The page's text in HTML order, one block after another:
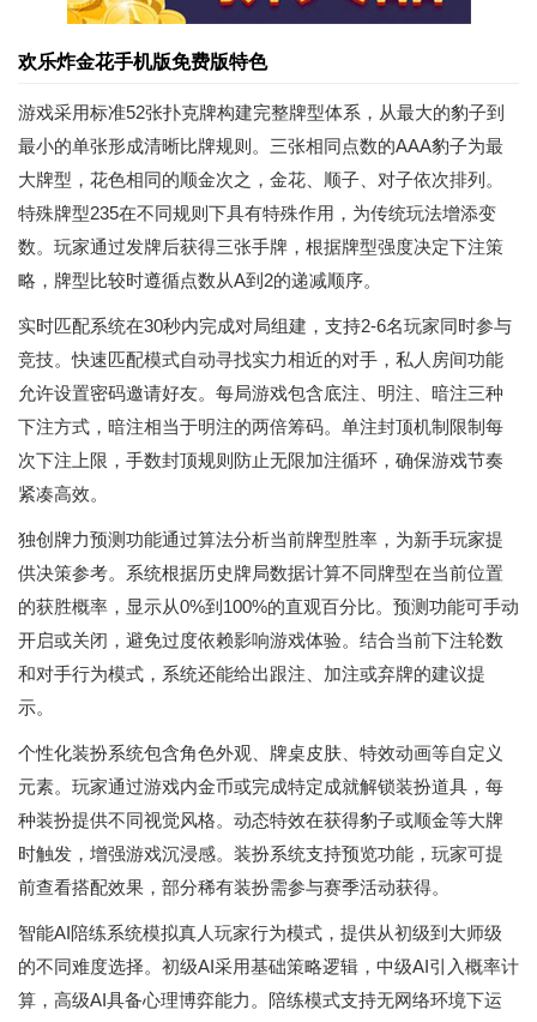
欢乐炸金花手机版免费版特色
游戏采用标准52张扑克牌构建完整牌型体系，从最大的豹子到
最小的单张形成清晰比牌规则。三张相同点数的AAA豹子为最
大牌型，花色相同的顺金次之，金花、顺子、对子依次排列。
特殊牌型235在不同规则下具有特殊作用，为传统玩法增添变
数。玩家通过发牌后获得三张手牌，根据牌型强度决定下注策
略，牌型比较时遵循点数从A到2的递减顺序。
实时匹配系统在30秒内完成对局组建，支持2-6名玩家同时参与
竞技。快速匹配模式自动寻找实力相近的对手，私人房间功能
允许设置密码邀请好友。每局游戏包含底注、明注、暗注三种
下注方式，暗注相当于明注的两倍筹码。单注封顶机制限制每
次下注上限，手数封顶规则防止无限加注循环，确保游戏节奏
紧凑高效。
独创牌力预测功能通过算法分析当前牌型胜率，为新手玩家提
供决策参考。系统根据历史牌局数据计算不同牌型在当前位置
的获胜概率，显示从0%到100%的直观百分比。预测功能可手动
开启或关闭，避免过度依赖影响游戏体验。结合当前下注轮数
和对手行为模式，系统还能给出跟注、加注或弃牌的建议提
示。
个性化装扮系统包含角色外观、牌桌皮肤、特效动画等自定义
元素。玩家通过游戏内金币或完成特定成就解锁装扮道具，每
种装扮提供不同视觉风格。动态特效在获得豹子或顺金等大牌
时触发，增强游戏沉浸感。装扮系统支持预览功能，玩家可提
前查看搭配效果，部分稀有装扮需参与赛季活动获得。
智能AI陪练系统模拟真人玩家行为模式，提供从初级到大师级
的不同难度选择。初级AI采用基础策略逻辑，中级AI引入概率计
算，高级AI具备心理博弈能力。陪练模式支持无网络环境下运